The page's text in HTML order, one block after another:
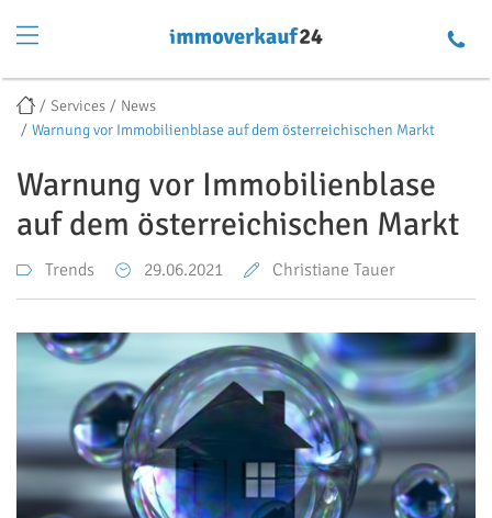
Services
News
Warnung vor Immobilienblase auf dem österreichischen Markt
Warnung vor Immobilienblase
auf dem österreichischen Markt
Trends 29.06.2021 Christiane Tauer